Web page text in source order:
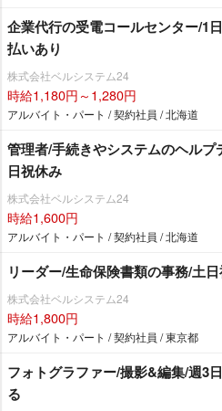
企業代行の受電コールセンター/1
払いあり
株式会社ベルシステム24
時給1,180円～1,280円
アルバイト・パート / 契約社員 / 北海道
管理者/手続きやシステムのヘル
日祝休み
株式会社ベルシステム24
時給1,600円
アルバイト・パート / 契約社員 / 北海道
リーダー/生命保険書類の事務/土
株式会社ベルシステム24
時給1,800円
アルバイト・パート / 契約社員 / 東京都
フォトグラファー/撮影&編集/週3
る